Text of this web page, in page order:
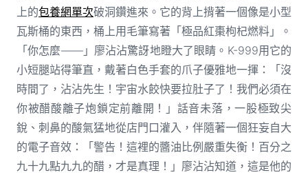
上的包養網單次破洞鑽進來。它的背上揹著一個像是小型
瓦斯桶的東西，桶上用毛筆寫著「極品紅棗枸杞燃料」。
「你怎麼——」廖沾沾驚訝地瞪大了眼睛。K-999用它的
小短腿站得筆直，戴著白色手套的爪子優雅地一揮：「沒
時間了，沾沾先生！宇宙水餃快要拉肚子了！我們必須在
你被醋酸離子炮鎖定前離開！」話音未落，一股極致尖
銳、刺鼻的酸氣猛地從店門口灌入，伴隨著一個狂妄自大
的電子音效：「警告！這裡的醬油比例嚴重失衡！百分之
九十九點九九的醋，才是真理！」廖沾沾知道，這是他的